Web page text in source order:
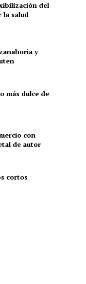
del
la salud
y
más dulce de
con
de autor
cortos